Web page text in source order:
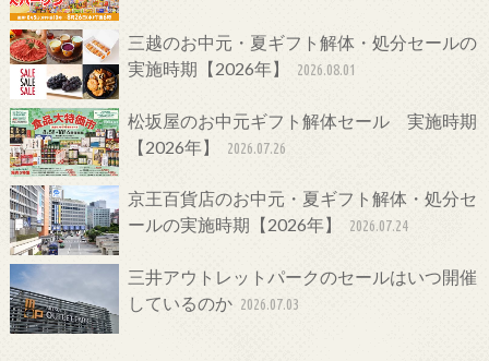
三越のお中元・夏ギフト解体・処分セールの
実施時期【2026年】
2026.08.01
松坂屋のお中元ギフト解体セール 実施時期
【2026年】
2026.07.26
京王百貨店のお中元・夏ギフト解体・処分セ
ールの実施時期【2026年】
2026.07.24
三井アウトレットパークのセールはいつ開催
しているのか 2026.07.03